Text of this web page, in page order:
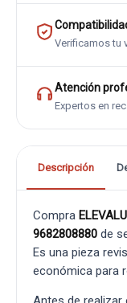
Verificamos tu
Atención
Expertos en
Descripción
Compra
9682808880 de
Es una pieza
económica para